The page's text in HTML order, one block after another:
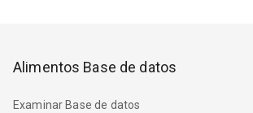
Alimentos Base de datos
Examinar Base de datos